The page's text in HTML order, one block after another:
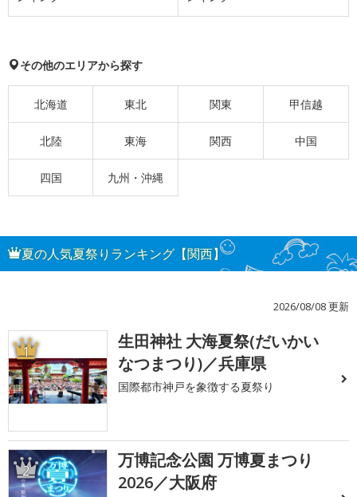
その他のエリアから探す
北海道 東北 関東 甲信越
北陸 東海 関西 中国
四国 九州・沖縄
夏の人気夏祭りランキング【関西】
2026/08/08 更新
1
生田神社 大海夏祭(だいかい
なつまつり)／兵庫県
国際都市神戸を象徴する夏祭り
2
万博記念公園 万博夏まつり
2026／大阪府